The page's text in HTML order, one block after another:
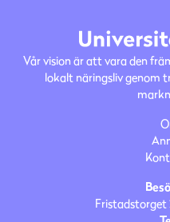
Vår vision är att vara den
lokalt näringsliv genom
Fristadstorget